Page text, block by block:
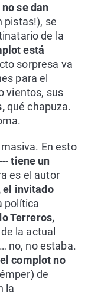
no se dan
pistas!), se
de la
está
sorpresa va
para el
vientos, sus
qué chapuza.
En esto
tiene un
es el autor
el invitado
política
Terreros,
la actual
no, no estaba.
complot no
de
la